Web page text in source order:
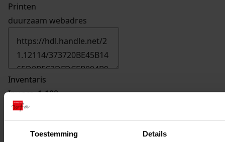
Toestemming Details
Printen
duurzaam webadres
Inventaris
Inv.nrs. 1-100
3Oprichten van een garage, 1986
Datering: